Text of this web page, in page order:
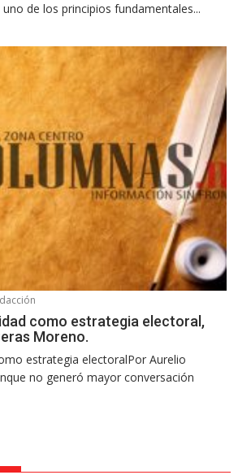
de los principios fundamentales...
como estrategia electoral,
Moreno.
estrategia electoralPor Aurelio
no generó mayor conversación